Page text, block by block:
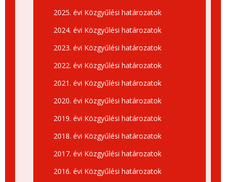
2025. évi Közgyűlési határozatok
2024. évi Közgyűlési határozatok
2023. évi Közgyűlési határozatok
2022. évi Közgyűlési határozatok
2021. évi Közgyűlési határozatok
2020. évi Közgyűlési határozatok
2019. évi Közgyűlési határozatok
2018. évi Közgyűlési határozatok
2017. évi Közgyűlési határozatok
2016. évi Közgyűlési határozatok